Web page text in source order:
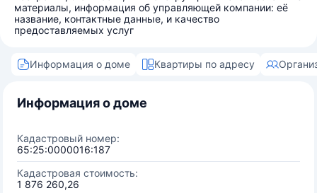
материалы, информация об управляющей компании: её
название, контактные данные, и качество
предоставляемых услуг
Информация о доме Квартиры по адресу
Информация о доме
Кадастровый номер:
65:25:0000016:187
Кадастровая стоимость:
1 876 260,26